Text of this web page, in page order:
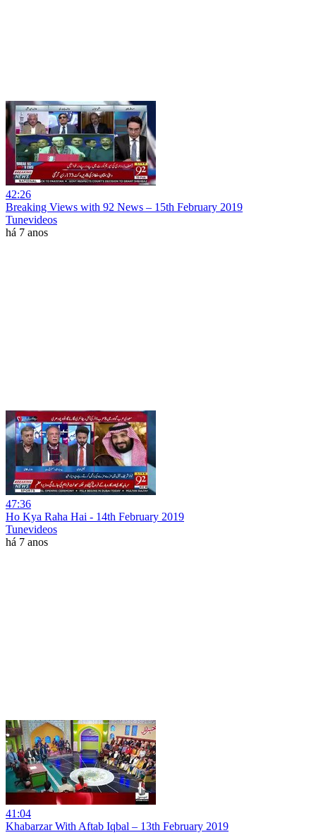
42:26
Breaking Views with 92 News – 15th February 2019
Tunevideos
há 7 anos
47:36
Ho Kya Raha Hai - 14th February 2019
Tunevideos
há 7 anos
41:04
Khabarzar With Aftab Iqbal – 13th February 2019